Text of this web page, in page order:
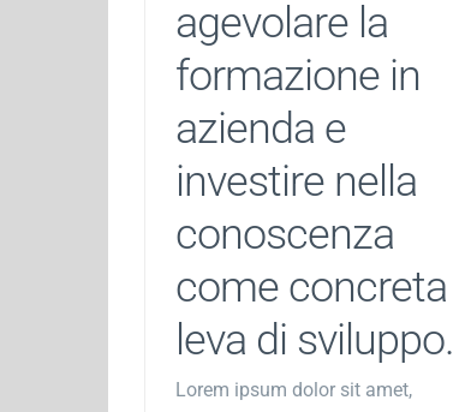
agevolare la
formazione in
azienda e
investire nella
conoscenza
come concreta
leva di sviluppo.
Lorem ipsum dolor sit amet,